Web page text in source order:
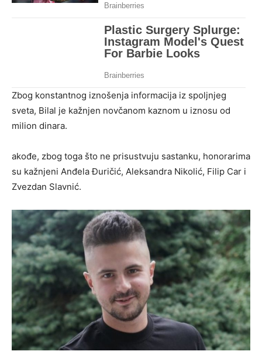
Zbog konstantnog iznošenja informacija iz spoljnjeg
sveta, Bilal je kažnjen novčanom kaznom u iznosu od
milion dinara.
akođe, zbog toga što ne prisustvuju sastanku, honorarima
su kažnjeni Anđela Đuričić, Aleksandra Nikolić, Filip Car i
Zvezdan Slavnić.